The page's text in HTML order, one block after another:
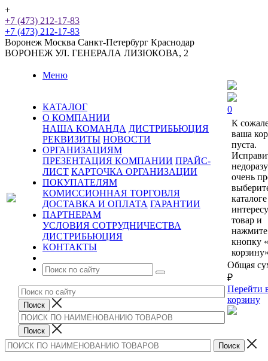
+
+7 (473) 212-17-83
+7 (473) 212-17-83
Воронеж Москва Санкт-Петербург Краснодар
ВОРОНЕЖ УЛ. ГЕНЕРАЛА ЛИЗЮКОВА, 2
Меню
КАТАЛОГ
О КОМПАНИИ
НАША КОМАНДА ДИСТРИБЬЮЦИЯ
РЕКВИЗИТЫ НОВОСТИ
ОРГАНИЗАЦИЯМ
ПРЕЗЕНТАЦИЯ КОМПАНИИ ПРАЙС-
ЛИСТ КАРТОЧКА ОРГАНИЗАЦИИ
ПОКУПАТЕЛЯМ
КОМИССИОННАЯ ТОРГОВЛЯ
ДОСТАВКА И ОПЛАТА ГАРАНТИИ
ПАРТНЕРАМ
УСЛОВИЯ СОТРУДНИЧЕСТВА
ДИСТРИБЬЮЦИЯ
КОНТАКТЫ
0
К
ваша
пуста.
очень
каталоге
товар и
нажмите
кнопку
Общая
₽
Перейти
корзину